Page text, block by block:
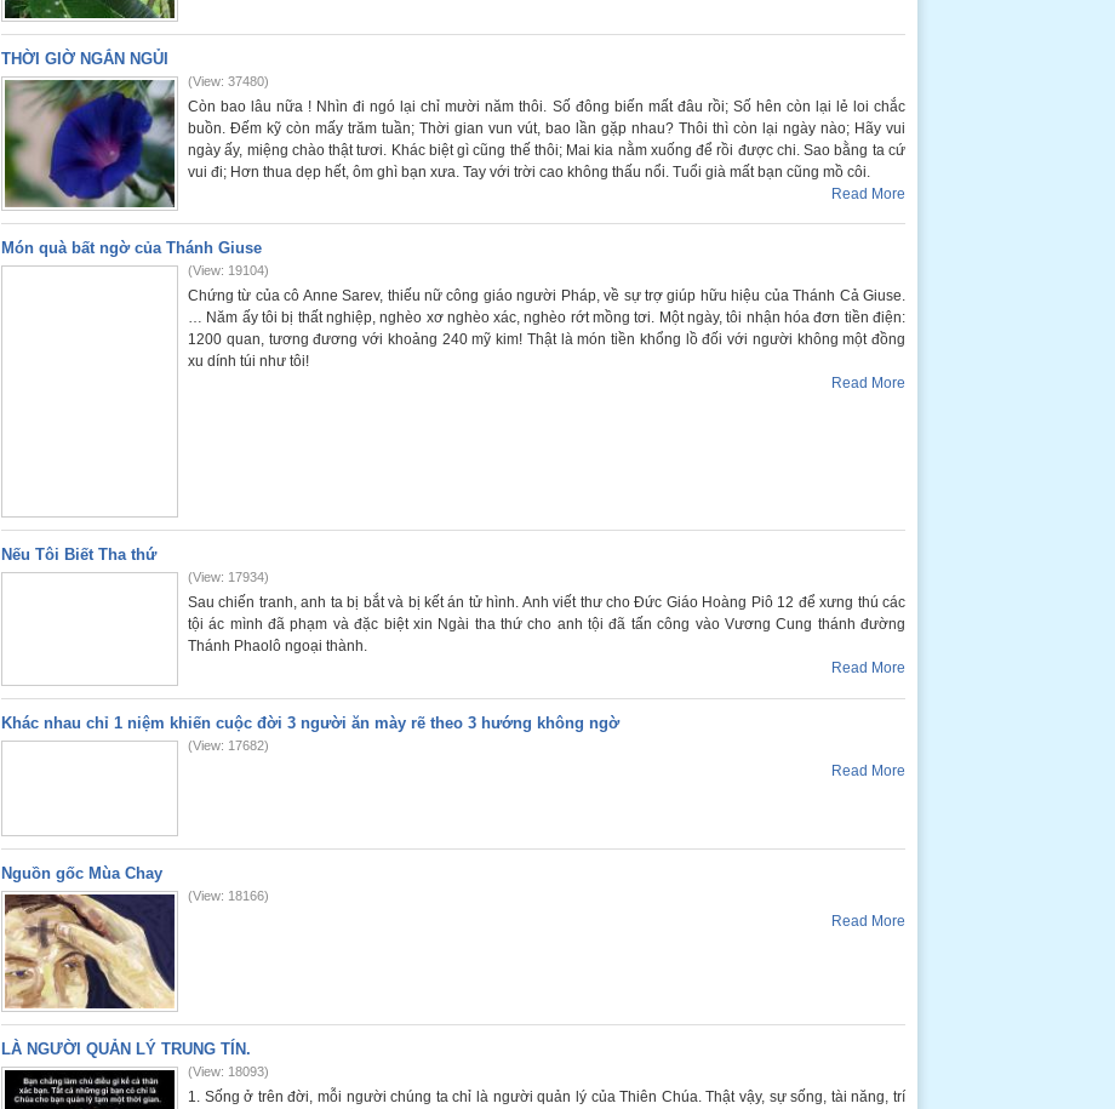
THỜI GIỜ NGẮN NGỦI
(View: 37480)
Còn bao lâu nữa ! Nhìn đi ngó lại chỉ mười năm thôi. Số đông biến mất đâu rồi; Số hên còn lại lẻ loi chắc
buồn. Đếm kỹ còn mấy trăm tuần; Thời gian vun vút, bao lần gặp nhau? Thôi thì còn lại ngày nào; Hãy vui
ngày ấy, miệng chào thật tươi. Khác biệt gì cũng thế thôi; Mai kia nằm xuống để rồi được chi. Sao bằng ta cứ
vui đi; Hơn thua dẹp hết, ôm ghì bạn xưa. Tay với trời cao không thấu nổi. Tuổi già mất bạn cũng mồ côi.
Read More
Món quà bất ngờ của Thánh Giuse
(View: 19104)
Chứng từ của cô Anne Sarev, thiếu nữ công giáo người Pháp, về sự trợ giúp hữu hiệu của Thánh Cả Giuse.
… Năm ấy tôi bị thất nghiệp, nghèo xơ nghèo xác, nghèo rớt mồng tơi. Một ngày, tôi nhận hóa đơn tiền điện:
1200 quan, tương đương với khoảng 240 mỹ kim! Thật là món tiền khổng lồ đối với người không một đồng
xu dính túi như tôi!
Read More
Nếu Tôi Biết Tha thứ
(View: 17934)
Sau chiến tranh, anh ta bị bắt và bị kết án tử hình. Anh viết thư cho Đức Giáo Hoàng Piô 12 để xưng thú các
tội ác mình đã phạm và đặc biệt xin Ngài tha thứ cho anh tội đã tấn công vào Vương Cung thánh đường
Thánh Phaolô ngoại thành.
Read More
Khác nhau chỉ 1 niệm khiến cuộc đời 3 người ăn mày rẽ theo 3 hướng không ngờ
(View: 17682)
Read More
Nguồn gốc Mùa Chay
(View: 18166)
Read More
LÀ NGƯỜI QUẢN LÝ TRUNG TÍN.
(View: 18093)
1. Sống ở trên đời, mỗi người chúng ta chỉ là người quản lý của Thiên Chúa. Thật vậy, sự sống, tài năng, trí